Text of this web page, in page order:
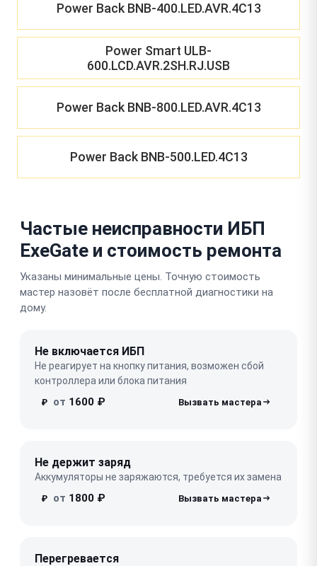
Power Back BNB-400.LED.AVR.4C13
Power Smart ULB-
600.LCD.AVR.2SH.RJ.USB
Power Back BNB-800.LED.AVR.4C13
Power Back BNB-500.LED.4C13
Частые неисправности ИБП
ExeGate и стоимость ремонта
Указаны минимальные цены. Точную стоимость
мастер назовёт после бесплатной диагностики на
дому.
Не включается ИБП
Не реагирует на кнопку питания, возможен сбой
контроллера или блока питания
₽ от 1600 ₽
Не держит заряд
Аккумуляторы не заряжаются, требуется их замена
₽ от 1800 ₽
Перегревается